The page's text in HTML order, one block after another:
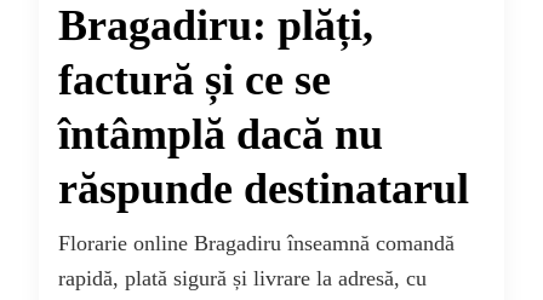
Bragadiru: plăți,
factură și ce se
întâmplă dacă nu
răspunde destinatarul
Florarie online Bragadiru înseamnă comandă
rapidă, plată sigură și livrare la adresă, cu